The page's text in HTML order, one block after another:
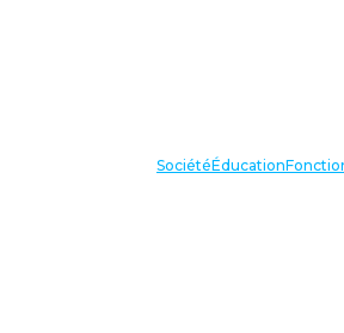
SociétéÉducation